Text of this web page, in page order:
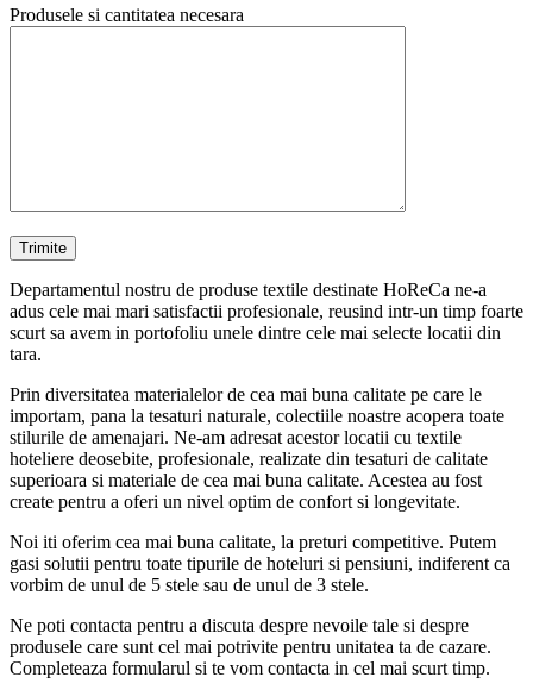
Produsele si cantitatea necesara
Departamentul nostru de produse textile destinate HoReCa ne-a
adus cele mai mari satisfactii profesionale, reusind intr-un timp foarte
scurt sa avem in portofoliu unele dintre cele mai selecte locatii din
tara.
Prin diversitatea materialelor de cea mai buna calitate pe care le
importam, pana la tesaturi naturale, colectiile noastre acopera toate
stilurile de amenajari. Ne-am adresat acestor locatii cu textile
hoteliere deosebite, profesionale, realizate din tesaturi de calitate
superioara si materiale de cea mai buna calitate. Acestea au fost
create pentru a oferi un nivel optim de confort si longevitate.
Noi iti oferim cea mai buna calitate, la preturi competitive. Putem
gasi solutii pentru toate tipurile de hoteluri si pensiuni, indiferent ca
vorbim de unul de 5 stele sau de unul de 3 stele.
Ne poti contacta pentru a discuta despre nevoile tale si despre
produsele care sunt cel mai potrivite pentru unitatea ta de cazare.
Completeaza formularul si te vom contacta in cel mai scurt timp.